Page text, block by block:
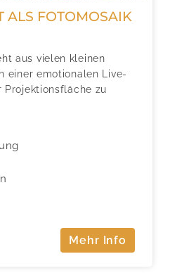
ALS FOTOMOSAIK
aus vielen kleinen
einer emotionalen Live-
Projektionsfläche zu
Mehr Info